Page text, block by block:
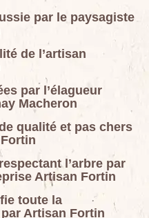
par le paysagiste
de l’artisan
par l’élagueur
Macheron
qualité et pas chers
l’arbre par
Artisan Fortin
toute la
Artisan Fortin